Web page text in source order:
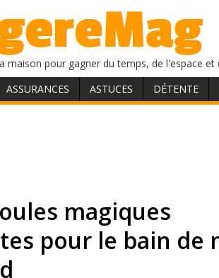
maison pour gagner du temps, de l'espace et
ASSURANCES ASTUCES DÉTENTE
magiques
pour le bain de